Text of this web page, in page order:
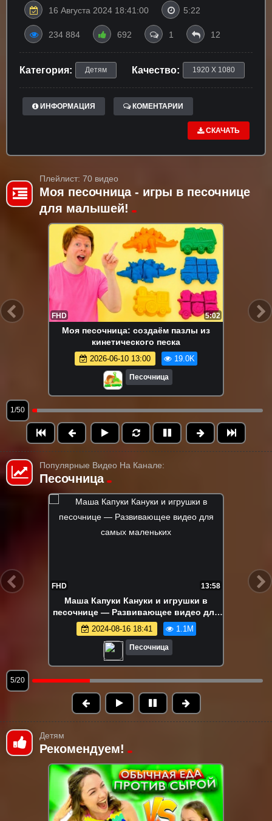
16 Августа 2024 18:41:00 5:22
234 884 692 1 12
Категория: Детям Качество: 1920 X 1080
ИНФОРМАЦИЯ КОМЕНТАРИИ
СКАЧАТЬ
Плейлист: 70 видео
Моя песочница - игры в песочнице
для малышей!
FHD 5:02
Моя песочница: создаём пазлы из
кинетического песка
2026-06-10 13:00 19.0K
Песочница
1/50
Популярные Видео На Канале:
Песочница
FHD 17:23
Ам Ням и разноцветные яйца!
Развивающие видео про игрушки для
детей – Игры в песочнице
2024-08-13 15:04 1.0M
Песочница
6/20
Детям
Рекомендуем!